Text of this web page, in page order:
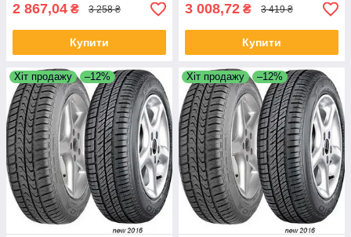
2 867,04 ₴ 3 258 ₴
Купити
3 008,72 ₴ 3 419 ₴
Купити
Хіт продажу –12% Хіт продажу –12%